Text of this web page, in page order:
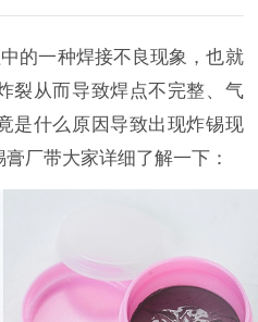
的一种焊接不良现象，也就
裂从而导致焊点不完整、气
是什么原因导致出现炸锡现
厂带大家详细了解一下：